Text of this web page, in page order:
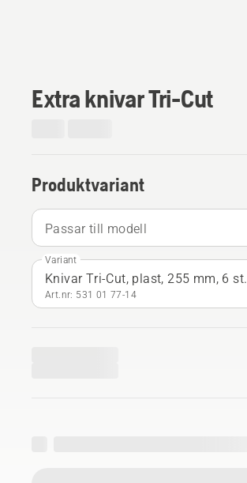
Extra knivar Tri-Cut
Produktvariant
Passar till modell
Variant
Knivar Tri-Cut, plast, 255 mm, 6 st.
Art.nr: 531 01 77‑14